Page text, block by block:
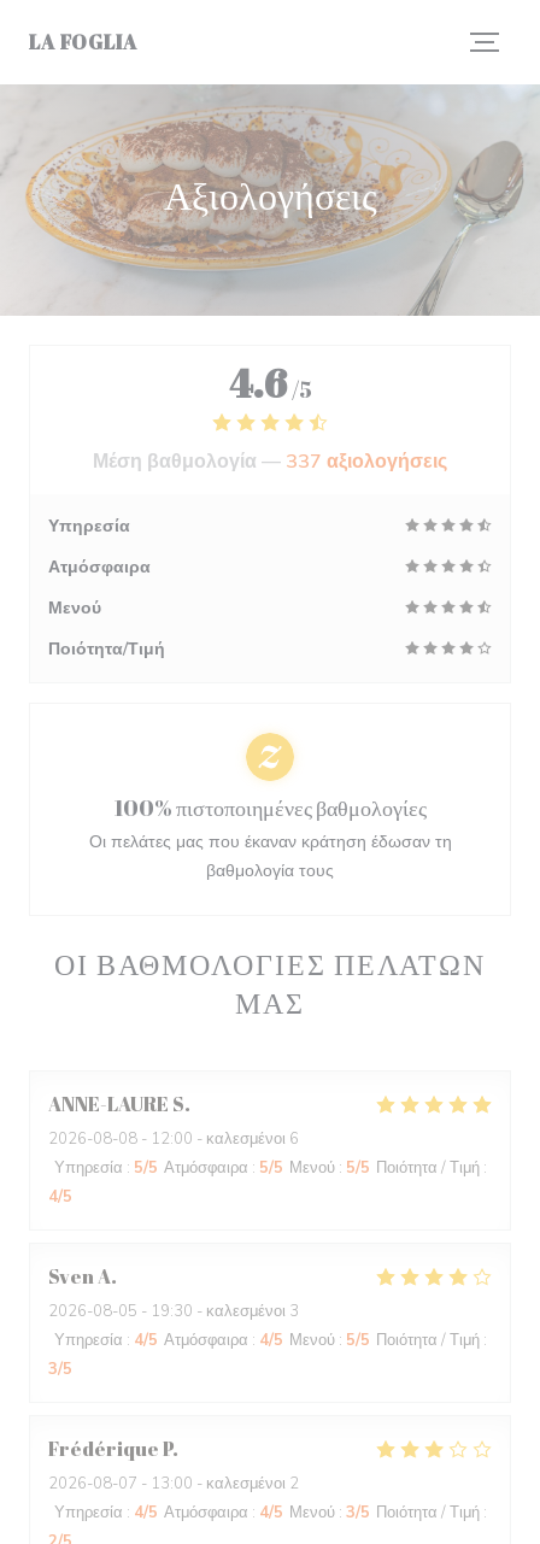
LA FOGLIA
Αξιολογήσεις
ΟΙ ΒΑΘΜΟΛΟΓΊΕΣ ΠΕΛΑΤΏΝ
ΜΑΣ
ANNE-LAURE S
2026-08-08 - 12:00 - καλεσμένοι 6
Υπηρεσία : 5/5 Ατμόσφαιρα : 5/5 Μενού : 5/5 Ποιότητα / Τιμή :
4/5
SvenA
2026-08-05 - 19:30 - καλεσμένοι 3
Υπηρεσία : 4/5 Ατμόσφαιρα : 4/5 Μενού : 5/5 Ποιότητα / Τιμή :
3/5
FrédériqueP
2026-08-07 - 13:00 - καλεσμένοι 2
Υπηρεσία : 4/5 Ατμόσφαιρα : 4/5 Μενού : 3/5 Ποιότητα / Τιμή :
4.6 /5
Μέση βαθμολογία — 337 αξιολογήσεις
Υπηρεσία
Ατμόσφαιρα
Μενού
Ποιότητα/Τιμή
100% πιστοποιημένες βαθμολογίες
Οι πελάτες μας που έκαναν κράτηση έδωσαν τη
βαθμολογία τους